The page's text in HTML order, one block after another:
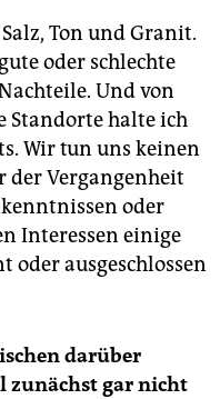
Ton und Granit.
oder schlechte
Und von
Standorte halte ich
Wir tun uns keinen
der Vergangenheit
oder
Interessen einige
oder ausgeschlossen
darüber
zunächst gar nicht